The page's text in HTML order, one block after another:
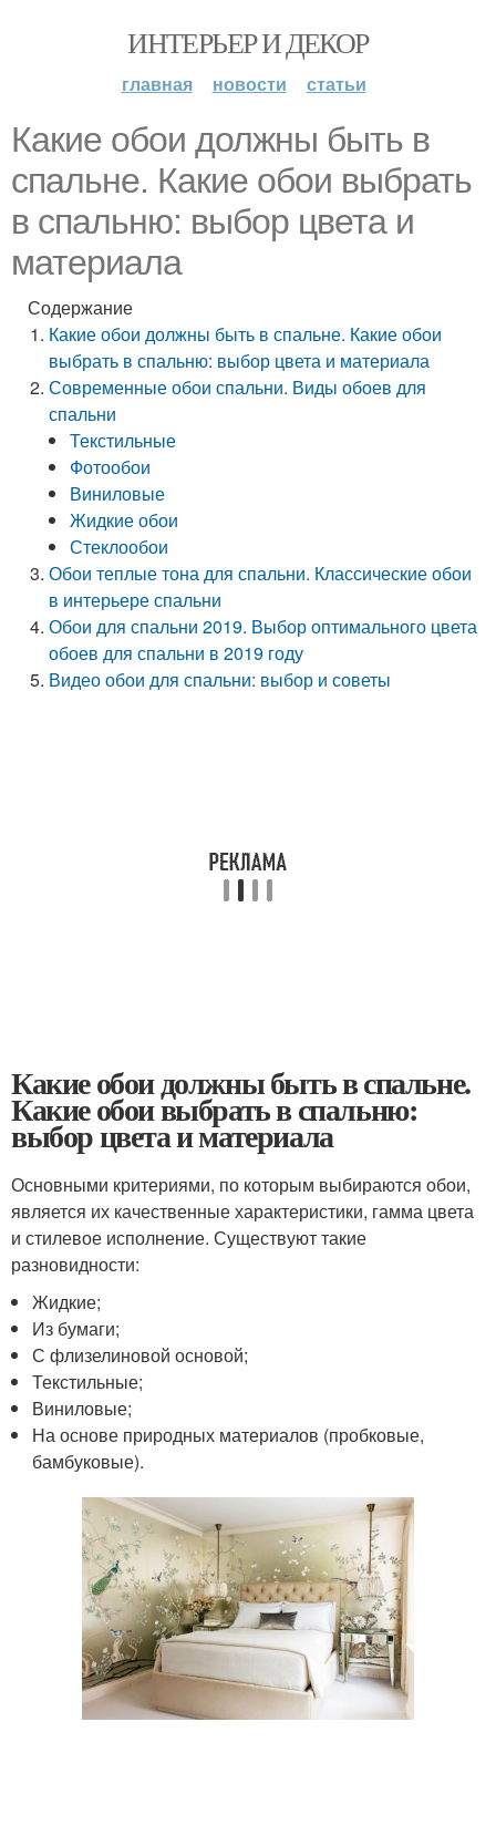
ИНТЕРЬЕР И ДЕКОР
главная новости статьи
Какие обои должны быть в
спальне. Какие обои выбрать
в спальню: выбор цвета и
материала
Содержание
Какие обои должны быть в спальне. Какие обои
выбрать в спальню: выбор цвета и материала
Современные обои спальни. Виды обоев для
спальни
Текстильные
Фотообои
Виниловые
Жидкие обои
Стеклообои
Обои теплые тона для спальни. Классические обои
в интерьере спальни
Обои для спальни 2019. Выбор оптимального цвета
обоев для спальни в 2019 году
Видео обои для спальни: выбор и советы
Какие обои должны быть в спальне.
Какие обои выбрать в спальню:
выбор цвета и материала
Основными критериями, по которым выбираются обои,
является их качественные характеристики, гамма цвета
и стилевое исполнение. Существуют такие
разновидности:
Жидкие;
Из бумаги;
С флизелиновой основой;
Текстильные;
Виниловые;
На основе природных материалов (пробковые,
бамбуковые).